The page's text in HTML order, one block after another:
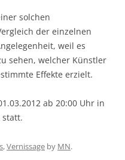
solchen
der einzelnen
weil es
sehen, welcher Künstler
Effekte erzielt.
ab 20:00 Uhr in
statt.
,Vernissage by MN.